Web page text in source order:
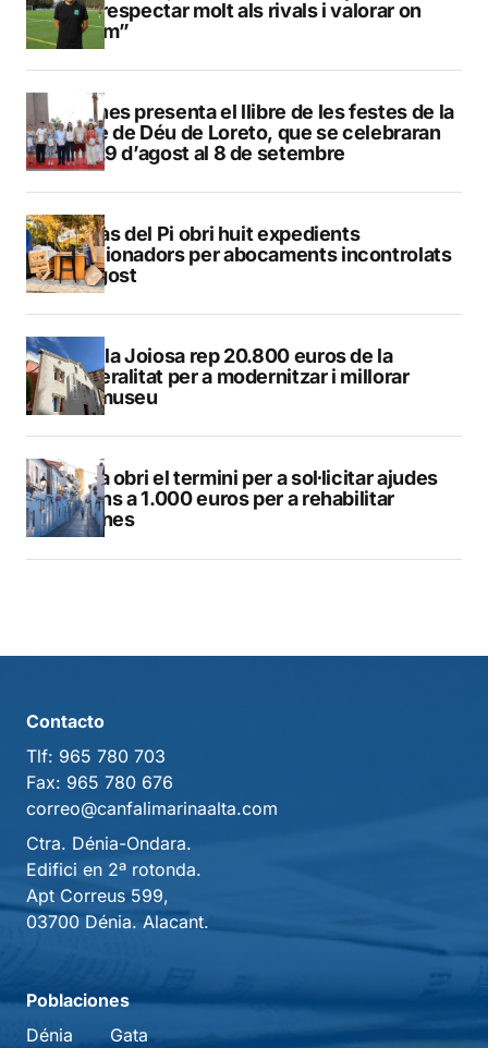
que respectar molt als rivals i valorar on
estem”
Duanes presenta el llibre de les festes de la
Mare de Déu de Loreto, que se celebraran
del 29 d’agost al 8 de setembre
L’Alfàs del Pi obri huit expedients
sancionadors per abocaments incontrolats
a l’agost
La Vila Joiosa rep 20.800 euros de la
Generalitat per a modernitzar i millorar
Vilamuseu
Altea obri el termini per a sol·licitar ajudes
de fins a 1.000 euros per a rehabilitar
façanes
Contacto
Tlf: 965 780 703
Fax: 965 780 676
correo@canfalimarinaalta.com
Ctra. Dénia-Ondara.
Edifici en 2ª rotonda.
Apt Correus 599,
03700 Dénia. Alacant.
Poblaciones
Dénia
Gata